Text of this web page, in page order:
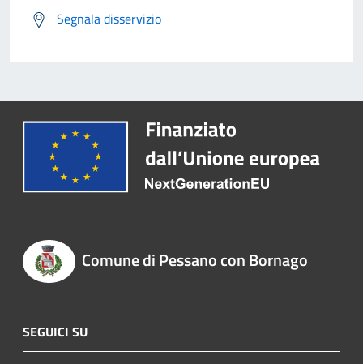
Segnala disservizio
Comune di Pessano con Bornago
SEGUICI SU